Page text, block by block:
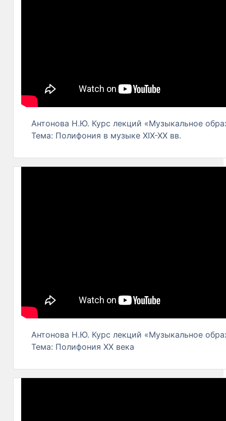
Антонова Н.Ю. Курс лекций «Музыкальное
Тема: Полифония в музыке ХІХ-ХХ вв.
Антонова Н.Ю. Курс лекций «Музыкальное
Тема: Полифония ХХ века